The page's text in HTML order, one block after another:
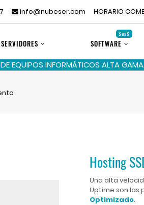
info@nubeser.com HORARIO
SERVIDORES SOFTWARE
SaaS
EQUIPOS INFORMÁTICOS ALTA
Hosting
Una alta
Uptime son las
Optimizado.